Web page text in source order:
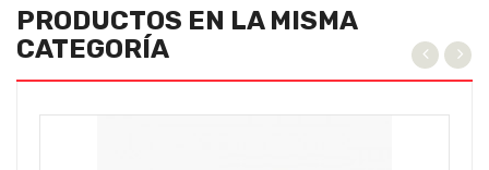
PRODUCTOS EN LA MISMA
CATEGORÍA